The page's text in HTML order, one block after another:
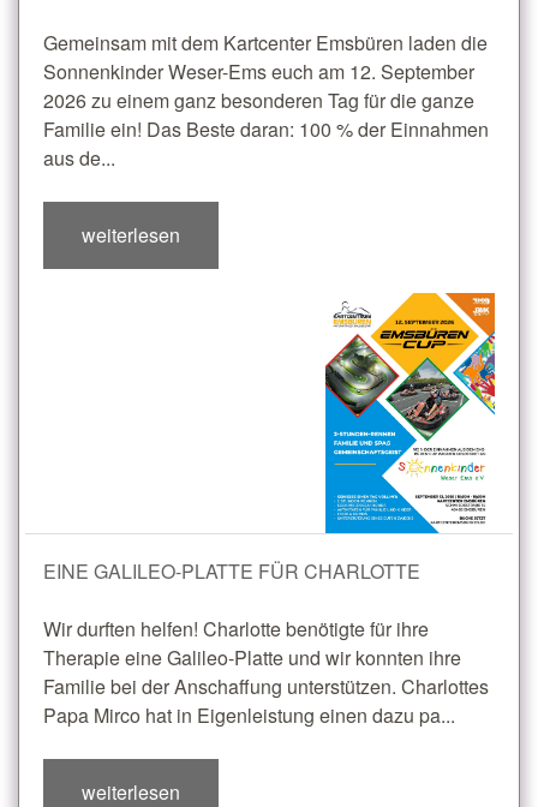
Gemeinsam mit dem Kartcenter Emsbüren laden die
Sonnenkinder Weser-Ems euch am 12. September
2026 zu einem ganz besonderen Tag für die ganze
Familie ein! Das Beste daran: 100 % der Einnahmen
aus de...
weiterlesen
EINE GALILEO-PLATTE FÜR CHARLOTTE
Wir durften helfen! Charlotte benötigte für ihre
Therapie eine Galileo-Platte und wir konnten ihre
Familie bei der Anschaffung unterstützen. Charlottes
Papa Mirco hat in Eigenleistung einen dazu pa...
weiterlesen